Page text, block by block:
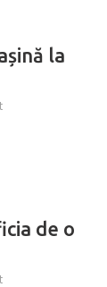
la
de o